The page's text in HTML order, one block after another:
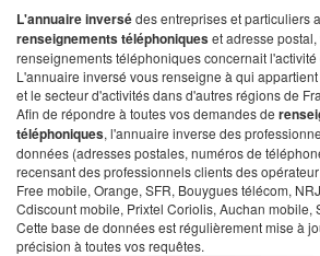
L'annuaire inversédes entreprises et particuliers
renseignements téléphoniqueset adresse
renseignements téléphoniques concernait
L'annuaire inversé vous renseigne à qui
et le secteur d'activités dans d'autres régions de
Afin de répondre à toutes vos demandes de
téléphoniques, l'annuaire inverse des
données (adresses postales, numéros de
recensant des professionnels clients des
Free mobile, Orange, SFR, Bouygues télécom,
Cdiscount mobile, Prixtel Coriolis, Auchan mobile,
Cette base de données est régulièrement mise à
précision à toutes vos requêtes.